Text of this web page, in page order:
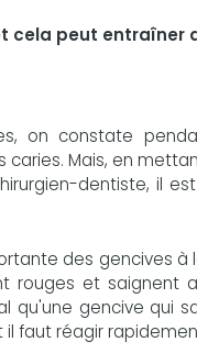
cela peut entraîner
on constate
Mais, en
dentiste, il
des gencives à
rouges et saignent
qu'une gencive qui
il faut réagir